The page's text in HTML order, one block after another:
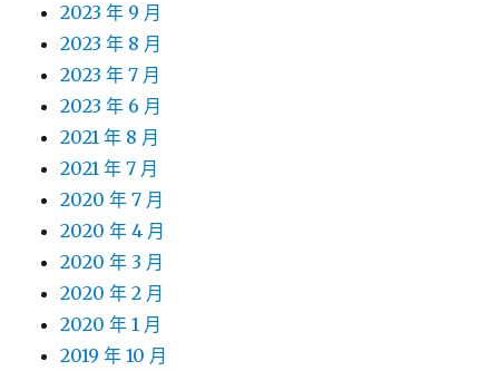
2023 年 9 月
2023 年 8 月
2023 年 7 月
2023 年 6 月
2021 年 8 月
2021 年 7 月
2020 年 7 月
2020 年 4 月
2020 年 3 月
2020 年 2 月
2020 年 1 月
2019 年 10 月